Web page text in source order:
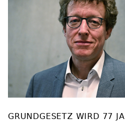
GRUNDGESETZ WIRD 77